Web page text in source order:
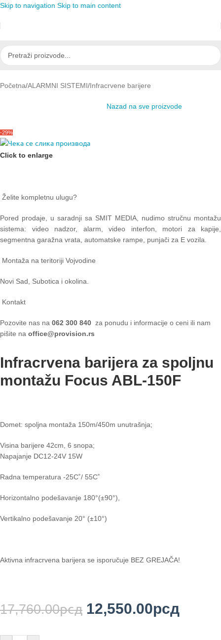
Skip to navigation Skip to main content
Početna/ALARMNI SISTEMI/Infracrvene barijere
Nazad na sve proizvode
-29%
Click to enlarge
Želite kompletnu ulugu?
Pored prodaje, u saradnji sa SMIT MEDIA, nudimo stručnu montažu
sistema: video nadzor, alarm, video interfon, motori za kapije,
segmentna garažna vrata, automatske rampe, punjači za E vozila.
Montaža na teritoriji Vojvodine
Novi Sad, Subotica i okolina.
Kontakt
Pozovite nas na 062 300 840 za ponudu i informacije o ceni ili nam
pišite na office@provision.rs
Infracrvena barijera za spoljnu
montažu Focus ABL-150F
Domet: spoljna montaža 150m/450m unutrašnja;
Visina barijere 42cm, 6 snopa;
Napajanje DC12-24V 15W
Radna temperatura -25C˚/ 55C˚
Horizontalno podešavanje 180°(±90°),
Vertikalno podešavanje 20° (±10°)
Aktivna infracrvena barijera se isporučuje BEZ GREJAČA!
17,760.00рсд 12,550.00рсд